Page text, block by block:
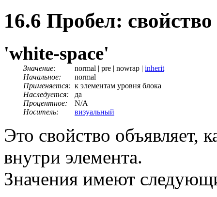
16.6 Пробел: свойство
'white-space'
Значение: normal | pre | nowrap | inherit
Начальное:
normal
Применяется: к элементам уровня блока
Наследуется:
да
Процентное:
N/A
Носитель:
визуальный
Это свойство объявляет,
внутри элемента.
Значения имеют